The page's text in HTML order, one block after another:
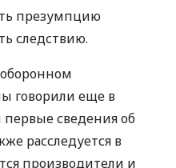
презумпцию
следствию.
говорили еще в
первые сведения об
расследуется в
производители и